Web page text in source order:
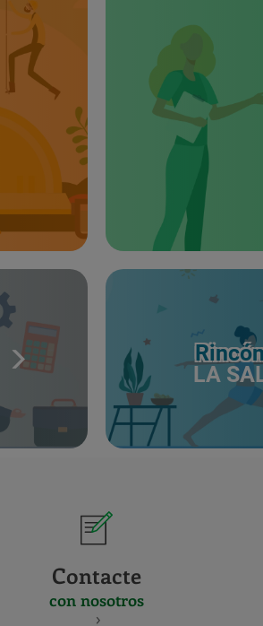
LA
Contacte
con nosotros